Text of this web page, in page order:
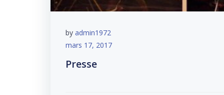
by admin1972
mars 17, 2017
Presse